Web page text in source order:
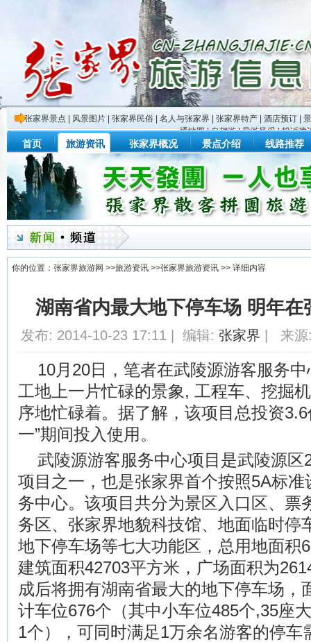
张家界景点 风景图片 张家界民俗 名人与张家界 张家界特产 酒店预订
通地图|自驾游|导游风采|投诉建
首页 旅游资讯 张家界概况 景点介绍 线路推荐
你的位置： 张家界旅游网 >>旅游资讯 >>张家界旅游资讯 >> 详细内容
湖南省内最大地下停车场 明年在
发布: 2014-10-23 17:11 | 编辑: 张家界 | 来源
10月20日，笔者在武陵源游客服务
工地上一片忙碌的景象, 工程车、挖掘
序地忙碌着。据了解，该项目总投资
一”期间投入使用。
武陵源游客服务中心项目是武陵源区
项目之一，也是张家界首个按照5A标
务中心。该项目共分为景区入口区、票
务区、张家界地貌科技馆、地面临时停
地下停车场等七大功能区，总用地面积
建筑面积42703平方米，广场面积为
成后将拥有湖南省最大的地下停车场，
计车位676个（其中小车位485个,35座
1个），可同时满足1万余名游客的停车